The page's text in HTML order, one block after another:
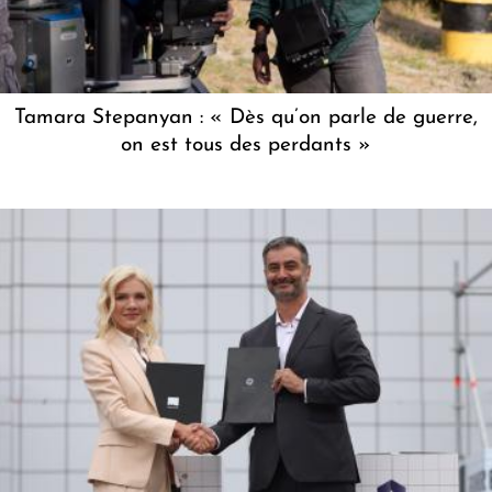
Tamara Stepanyan : « Dès qu’on parle de guerre,
on est tous des perdants »